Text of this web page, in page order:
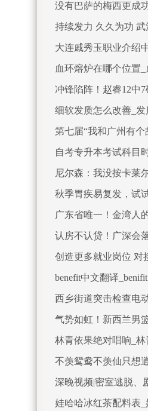
没有巴萨的梅西更成
持续发力 久久为功
大连戚秀玉职业介绍
血环熔炉在哪个位置
冲锋陷阵！赵睿12中
细软发质怎么改善_
第七届“我和广州有
自考专升本考试科目
尼尔森：我没按卡莱
秋季胃疾易复发，试
广东省唯一！金湾人
认房不认贷！广深会
创造更多就业岗位 对
benefit中文翻译_benifit
西乡街道突击检查电
气势如虹！新西兰男
林青依果绝对唱响_林
不羡鸳鸯不羡仙只想
深晚视频|密室逃脱、
娃哈哈冰红茶配料表